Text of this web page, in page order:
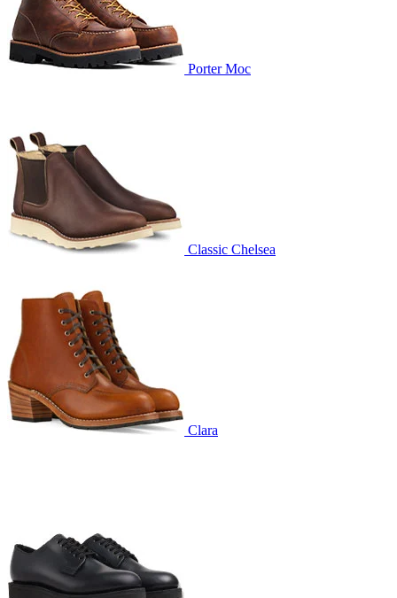
Porter Moc
Classic Chelsea
Clara